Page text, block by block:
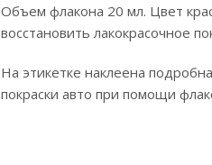
Объем флакона 20 мл. Цвет
восстановить лакокрасочное
На этикетке наклеена
покраски авто при помощи